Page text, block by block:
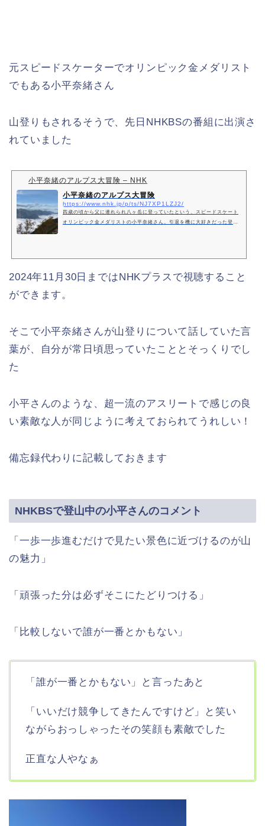
元スピードスケーターでオリンピック金メダリスト
でもある小平奈緒さん
山登りもされるそうで、先日NHKBSの番組に出演さ
れていました
小平奈緒のアルプス大冒険 – NHK
小平奈緒のアルプス大冒険
https://www.nhk.jp/p/ts/NJ7XP1LZJ2/
四歳の頃から父に連れられ八ヶ岳に登っていたという、スピードスケート
オリンピック金メダリストの小平奈緒さん。引退を機に大好きだった登山
2024年11月30日まではNHKプラスで視聴すること
ができます。
そこで小平奈緒さんが山登りについて話していた言
葉が、自分が常日頃思っていたこととそっくりでし
た
小平さんのような、超一流のアスリートで感じの良
い素敵な人が同じように考えておられてうれしい！
備忘録代わりに記載しておきます
NHKBSで登山中の小平さんのコメント
「一歩一歩進むだけで見たい景色に近づけるのが山
の魅力」
「頑張った分は必ずそこにたどりつける」
「比較しないで誰が一番とかもない」
「誰が一番とかもない」と言ったあと
「いいだけ競争してきたんですけど」と笑い
ながらおっしゃったその笑顔も素敵でした
正直な人やなぁ